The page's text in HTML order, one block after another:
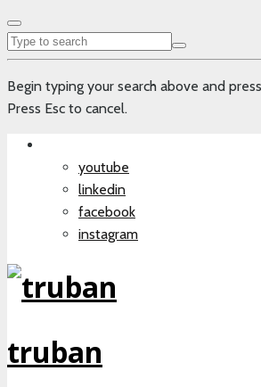
Begin typing your search above and
Press Esc to cancel.
youtube
linkedin
facebook
instagram
truban